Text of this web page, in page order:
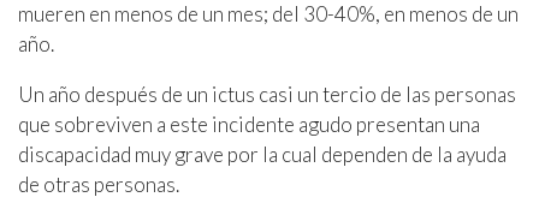
mueren en menos de un mes; del 30-40%, en menos de un
año.
Un año después de un ictus casi un tercio de las personas
que sobreviven a este incidente agudo presentan una
discapacidad muy grave por la cual dependen de la ayuda
de otras personas.